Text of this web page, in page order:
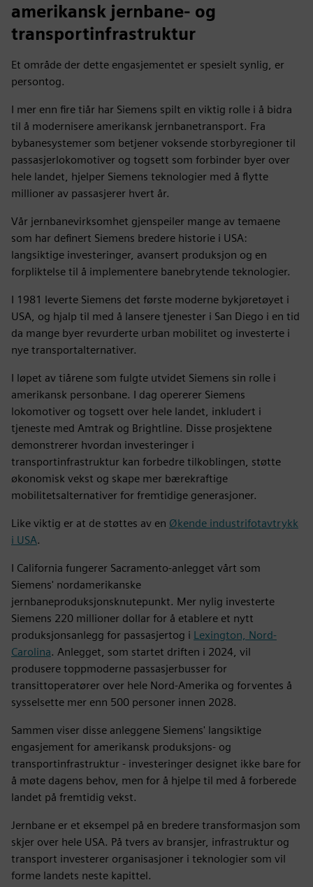
amerikansk jernbane- og
transportinfrastruktur
Et område der dette engasjementet er spesielt synlig, er
persontog.
I mer enn fire tiår har Siemens spilt en viktig rolle i å bidra
til å modernisere amerikansk jernbanetransport. Fra
bybanesystemer som betjener voksende storbyregioner til
passasjerlokomotiver og togsett som forbinder byer over
hele landet, hjelper Siemens teknologier med å flytte
millioner av passasjerer hvert år.
Vår jernbanevirksomhet gjenspeiler mange av temaene
som har definert Siemens bredere historie i USA:
langsiktige investeringer, avansert produksjon og en
forpliktelse til å implementere banebrytende teknologier.
I 1981 leverte Siemens det første moderne bykjøretøyet i
USA, og hjalp til med å lansere tjenester i San Diego i en tid
da mange byer revurderte urban mobilitet og investerte i
nye transportalternativer.
I løpet av tiårene som fulgte utvidet Siemens sin rolle i
amerikansk personbane. I dag opererer Siemens
lokomotiver og togsett over hele landet, inkludert i
tjeneste med Amtrak og Brightline. Disse prosjektene
demonstrerer hvordan investeringer i
transportinfrastruktur kan forbedre tilkoblingen, støtte
økonomisk vekst og skape mer bærekraftige
mobilitetsalternativer for fremtidige generasjoner.
Like viktig er at de støttes av en Økende industrifotavtrykk
i USA.
I California fungerer Sacramento-anlegget vårt som
Siemens' nordamerikanske
jernbaneproduksjonsknutepunkt. Mer nylig investerte
Siemens 220 millioner dollar for å etablere et nytt
produksjonsanlegg for passasjertog i Lexington, Nord-
Carolina. Anlegget, som startet driften i 2024, vil
produsere toppmoderne passasjerbusser for
transittoperatører over hele Nord-Amerika og forventes å
sysselsette mer enn 500 personer innen 2028.
Sammen viser disse anleggene Siemens' langsiktige
engasjement for amerikansk produksjons- og
transportinfrastruktur - investeringer designet ikke bare for
å møte dagens behov, men for å hjelpe til med å forberede
landet på fremtidig vekst.
Jernbane er et eksempel på en bredere transformasjon som
skjer over hele USA. På tvers av bransjer, infrastruktur og
transport investerer organisasjoner i teknologier som vil
forme landets neste kapittel.